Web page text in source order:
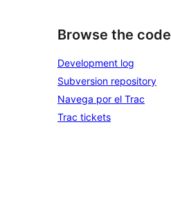
Browse the code
Development log
Subversion repository
Navega por el Trac
Trac tickets